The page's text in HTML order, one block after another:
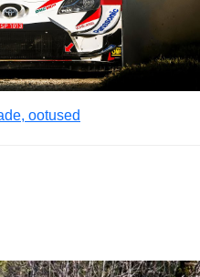
ootused